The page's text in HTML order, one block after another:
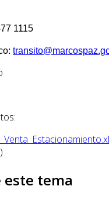
1115
este tema